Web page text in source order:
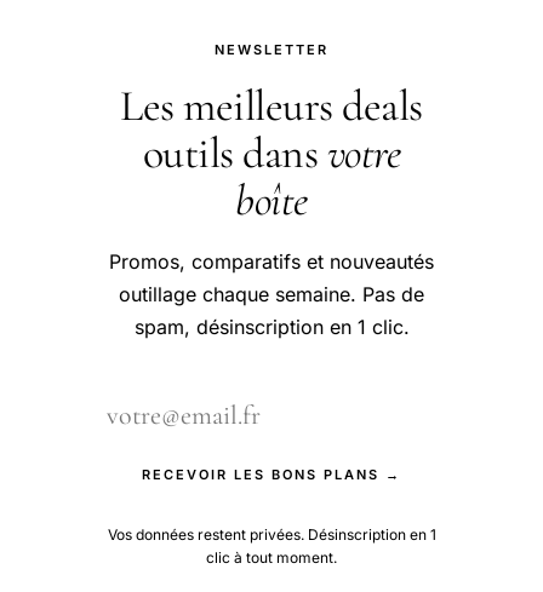
NEWSLETTER
Les meilleurs deals
outils dansvotre
boîte
Promos, comparatifs et nouveautés
outillage chaque semaine. Pas de
spam, désinscription en 1 clic.
RECEVOIR LES BONS PLANS →
Vos données restent privées. Désinscription en 1
clic à tout moment.